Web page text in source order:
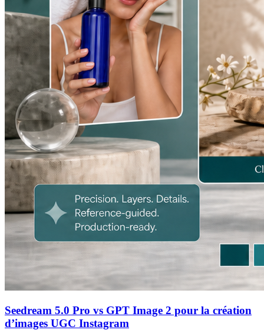
Seedream 5.0 Pro vs GPT Image 2 pour la création
d’images UGC Instagram